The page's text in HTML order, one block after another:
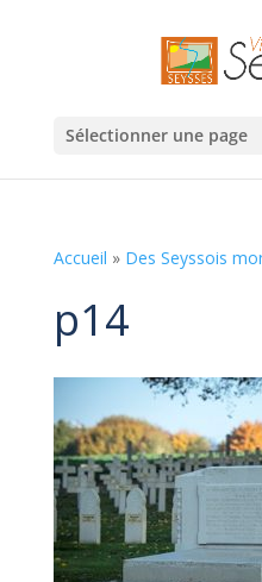
Sélectionner une page
Accueil » Des Seyssois
p14